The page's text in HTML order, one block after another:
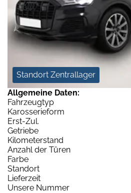
Standort Zentrallager
Allgemeine Daten:
Fahrzeugtyp
Karosserieform
Erst-Zul.
Getriebe
Kilometerstand
Anzahl der Türen
Farbe
Standort
Lieferzeit
Unsere Nummer